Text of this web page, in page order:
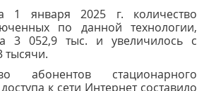
1 января 2025 г. количество
по данной технологии,
3 052,9 тыс. и увеличилось с
тысячи.
абонентов стационарного
к сети Интернет составило